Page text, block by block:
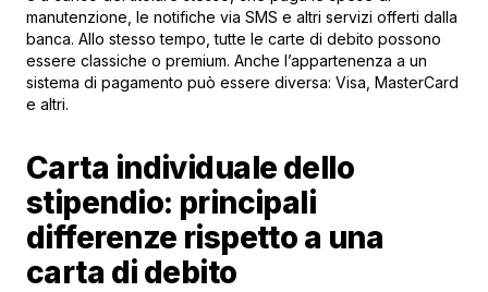
manutenzione, le notifiche via SMS e altri servizi offerti dalla
banca. Allo stesso tempo, tutte le carte di debito possono
essere classiche o premium. Anche l’appartenenza a un
sistema di pagamento può essere diversa: Visa, MasterCard
e altri.
Carta individuale dello
stipendio: principali
differenze rispetto a una
carta di debito